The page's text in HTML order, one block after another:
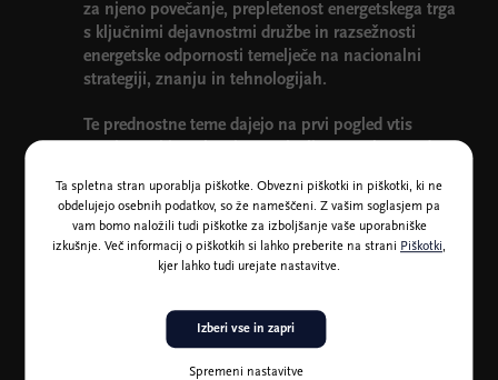
za njeno povečanje, prepletenost energetskega trga
s ključnimi dejavnostmi družbe in razsežnosti
energetske odpornosti temelječe na nacionalni
strategiji, znanju in tehnologijah.
Te prednostne teme dajejo na prvi pogled vtis
področja, ki jih v našem prostoru še nismo
obravnavali.
Predsednik združenja CIGRE-CIRED
Mag. Marko Hrast
Mag. Dejan Koletnik
Ta spletna stran uporablja piškotke. Obvezni piškotki in piškotki, ki ne
obdelujejo osebnih podatkov, so že nameščeni. Z vašim soglasjem pa
vam bomo naložili tudi piškotke za izboljšanje vaše uporabniške
izkušnje. Več informacij o piškotkih si lahko preberite na strani Piškotki,
kjer lahko tudi urejate nastavitve.
Spremeni nastavitve
Izberi vse in zapri